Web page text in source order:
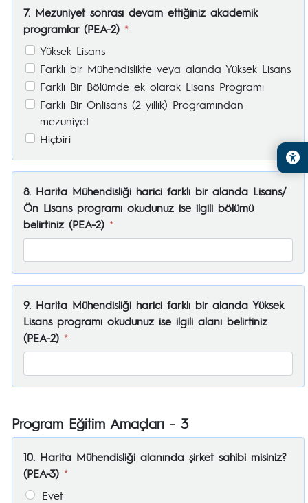
7. Mezuniyet sonrası devam ettiğiniz akademik
programlar (PEA-2) *
Yüksek Lisans
Farklı bir Mühendislikte veya alanda Yüksek Lisans
Farklı Bir Bölümde ek olarak Lisans Programı
Farklı Bir Önlisans (2 yıllık) Programından
mezuniyet
Hiçbiri
8. Harita Mühendisliği harici farklı bir alanda Lisans/
Ön Lisans programı okudunuz ise ilgili bölümü
belirtiniz (PEA-2) *
9. Harita Mühendisliği harici farklı bir alanda Yüksek
Lisans programı okudunuz ise ilgili alanı belirtiniz
(PEA-2) *
Program Eğitim Amaçları - 3
10. Harita Mühendisliği alanında şirket sahibi misiniz?
(PEA-3) *
Evet